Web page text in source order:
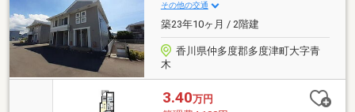
その他の交通
築23年10ヶ月 / 2階建
香川県仲多度郡多度津町大字青
木
3.40万円